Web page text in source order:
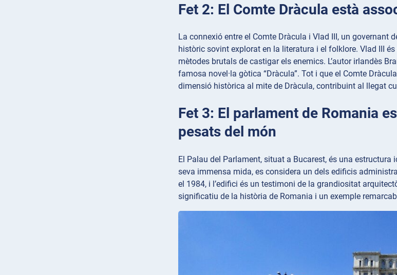
Fet 2: El Comte Dràcula està
La connexió entre el Comte Dràcula i Vlad III, un governant
històric sovint explorat en la literatura i el folklore. Vlad III
mètodes brutals de castigar els enemics. L’autor irlandès
famosa novel·la gòtica “Dràcula”. Tot i que el Comte
dimensió històrica al mite de Dràcula, contribuint al llegat
Fet 3: El parlament de Romania
pesats del món
El Palau del Parlament, situat a Bucarest, és una
seva immensa mida, es considera un dels edificis
el 1984, i l’edifici és un testimoni de la grandiositat
significatiu de la història de Romania i un exemple